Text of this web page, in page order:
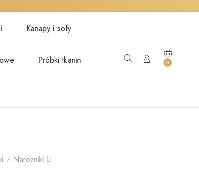
Kanapy i sofy
Próbki tkanin 0
Narożniki U